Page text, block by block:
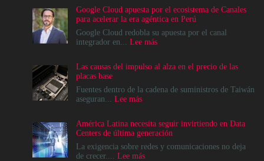
Google Cloud apuesta por el ecosistema de Canales
para acelerar la era agéntica en Perú
Google Cloud redobla su apuesta por el canal
integrador en... Lee más:
apuesta
el
para
acelerar
la
era
Las causas del impulso al alza en el precio de las
placas base
Fuentes dentro de la cadena de suministros de Taiwán
aseguran... Lee más:
del
impulso
al
alza
América Latina necesita seguir invirtiendo en Data
Centers de última generación
La exigencia sobre redes y comunicaciones no deja
de crecer.... Lee más: